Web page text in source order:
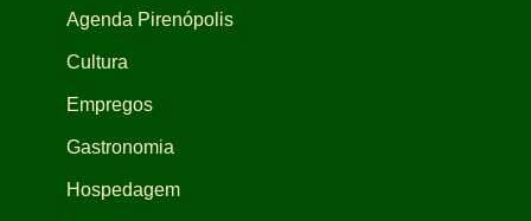
Agenda Pirenópolis
Cultura
Empregos
Gastronomia
Hospedagem